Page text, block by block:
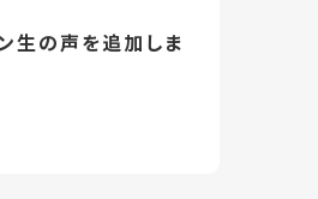
生の声を追加しま